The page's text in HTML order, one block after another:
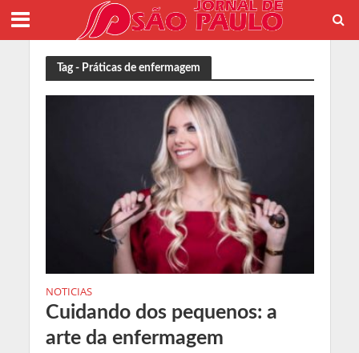
Tag - Práticas de enfermagem
NOTICIAS
Cuidando dos pequenos: a
arte da enfermagem